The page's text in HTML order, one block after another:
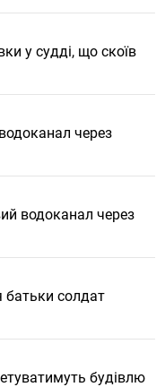
у судді, що скоїв
через
водоканал через
батьки солдат
будівлю